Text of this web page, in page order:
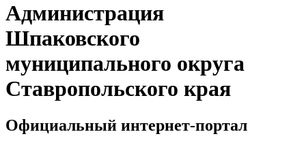
Администрация
Шпаковского
муниципального округа
Ставропольского края
Официальный интернет-портал